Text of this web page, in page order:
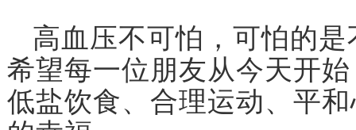
高血压不可怕，可怕的
希望每一位朋友从今天开
低盐饮食、合理运动、平